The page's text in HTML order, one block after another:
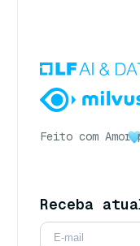
Feito com Amor
Receba